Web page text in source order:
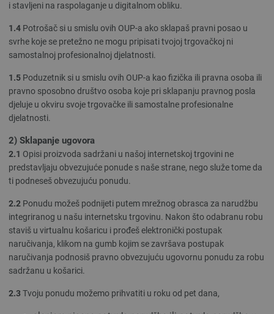
i stavljeni na raspolaganje u digitalnom obliku.
1.4 Potrošač si u smislu ovih OUP-a ako sklapaš pravni posao u
svrhe koje se pretežno ne mogu pripisati tvojoj trgovačkoj ni
samostalnoj profesionalnoj djelatnosti.
1.5 Poduzetnik si u smislu ovih OUP-a kao fizička ili pravna osoba ili
pravno sposobno društvo osoba koje pri sklapanju pravnog posla
djeluje u okviru svoje trgovačke ili samostalne profesionalne
djelatnosti.
2) Sklapanje ugovora
2.1 Opisi proizvoda sadržani u našoj internetskoj trgovini ne
predstavljaju obvezujuće ponude s naše strane, nego služe tome da
ti podneseš obvezujuću ponudu.
2.2 Ponudu možeš podnijeti putem mrežnog obrasca za narudžbu
integriranog u našu internetsku trgovinu. Nakon što odabranu robu
staviš u virtualnu košaricu i prođeš elektronički postupak
naručivanja, klikom na gumb kojim se završava postupak
naručivanja podnosiš pravno obvezujuću ugovornu ponudu za robu
sadržanu u košarici.
2.3Tvoju ponudu možemo prihvatiti u roku od pet dana,